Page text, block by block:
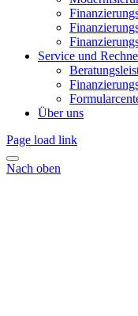
Service und
Über uns
Page load link
Nach oben